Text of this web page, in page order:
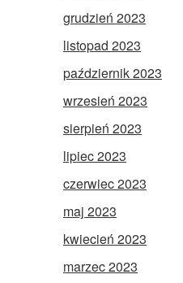
grudzień 2023
listopad 2023
październik 2023
wrzesień 2023
sierpień 2023
lipiec 2023
czerwiec 2023
maj 2023
kwiecień 2023
marzec 2023